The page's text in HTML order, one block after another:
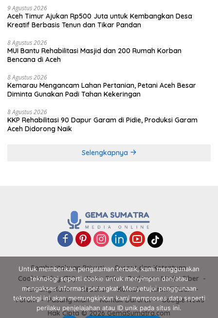
9 Agustus 2026
Aceh Timur Ajukan Rp500 Juta untuk Kembangkan Desa
Kreatif Berbasis Tenun dan Tikar Pandan
8 Agustus 2026
MUI Bantu Rehabilitasi Masjid dan 200 Rumah Korban
Bencana di Aceh
8 Agustus 2026
Kemarau Mengancam Lahan Pertanian, Petani Aceh Besar
Diminta Gunakan Padi Tahan Kekeringan
8 Agustus 2026
KKP Rehabilitasi 90 Dapur Garam di Pidie, Produksi Garam
Aceh Didorong Naik
Selengkapnya
Pemberitahuan Privasi
Syarat dan Ketentuan
Cookie Policy (EU)
Kode Etik
Pedoman Media Siber
Tentang Kami
Redaksi Kontak
Kirim Tulisan
Forum
Pasang Iklan Kontak Darurat
Google News
Hak Cipta © 2026 GemaSumatra.com
Untuk memberikan pengalaman terbaik, kami menggunakan
teknologi seperti cookie untuk menyimpan dan/atau
mengakses informasi perangkat. Menyetujui penggunaan
teknologi ini akan memungkinkan kami memproses data seperti
perilaku penjelajahan atau ID unik pada situs ini.